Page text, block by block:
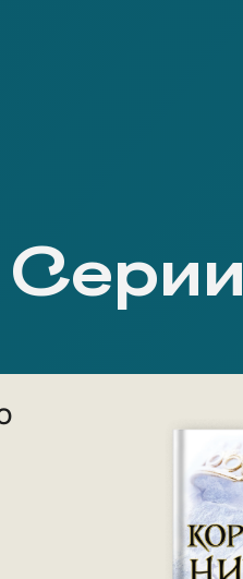
Серии